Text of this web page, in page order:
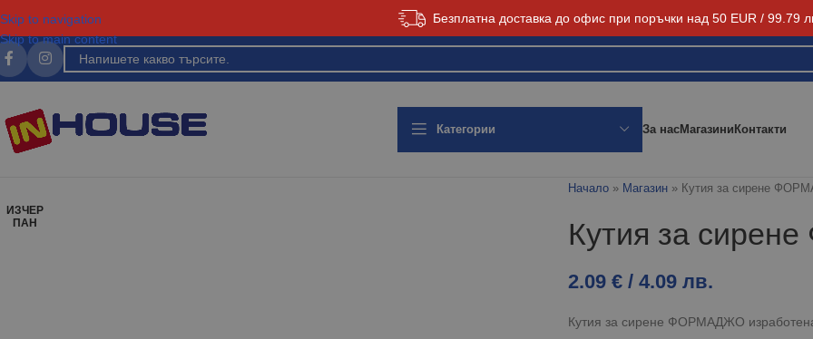
Безплатна доставка до офис при поръчки над 50 EUR / 99.79
Skip to navigation
Skip to main content
Категории За насМагазиниКонтакти
ИЗЧЕР
ПАН
Начало» Магазин» Кутия за сирене
Кутия за
2.09 € / 4.09 лв.
Кутия за сирене ФОРМАДЖО